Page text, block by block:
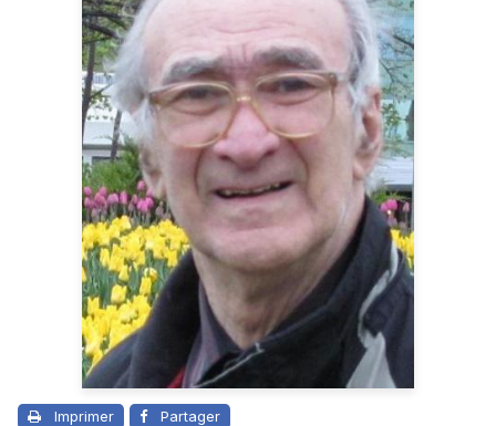
Imprimer Partager